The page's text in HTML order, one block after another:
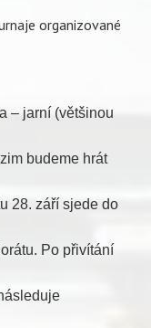
organizované
– jarní (většinou
budeme hrát
28. září sjede do
Po přivítání